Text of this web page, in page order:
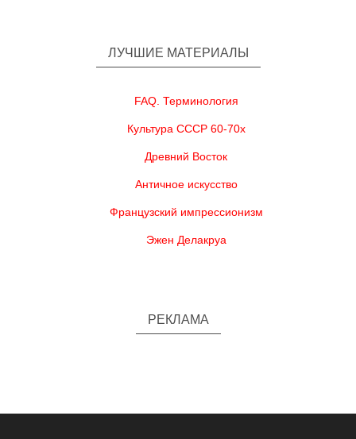
ЛУЧШИЕ МАТЕРИАЛЫ
FAQ. Терминология
Культура СССР 60-70х
Древний Восток
Античное искусство
Французский импрессионизм
Эжен Делакруа
РЕКЛАМА